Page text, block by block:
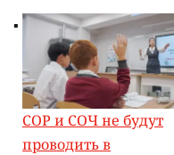
СОР и СОЧ не будут
проводить в